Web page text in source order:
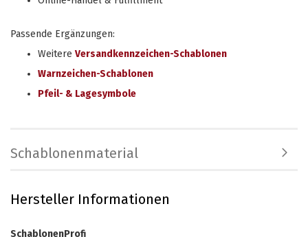
Passende Ergänzungen:
Weitere Versandkennzeichen-Schablonen
Warnzeichen-Schablonen
Pfeil- & Lagesymbole
Schablonenmaterial
Hersteller Informationen
SchablonenProfi